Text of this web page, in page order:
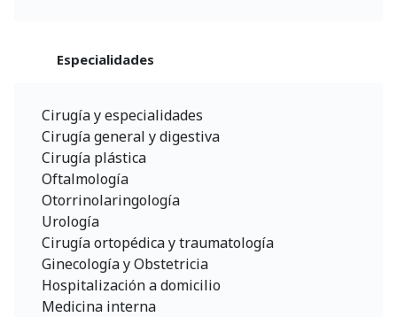
Especialidades
Cirugía y especialidades
Cirugía general y digestiva
Cirugía plástica
Oftalmología
Otorrinolaringología
Urología
Cirugía ortopédica y traumatología
Ginecología y Obstetricia
Hospitalización a domicilio
Medicina interna